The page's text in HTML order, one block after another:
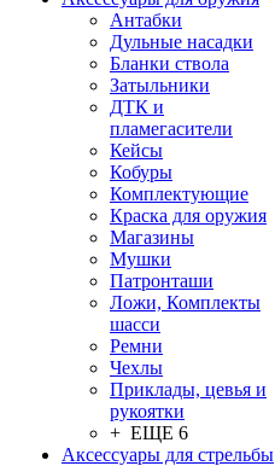
Антабки
Дульные насадки
Бланки ствола
Затыльники
ДТК и
пламегасители
Кейсы
Кобуры
Комплектующие
Краска для оружия
Магазины
Мушки
Патронташи
Ложи, Комплекты
шасси
Ремни
Чехлы
Приклады, цевья и
рукоятки
+ ЕЩЕ 6
Аксессуары для стрельбы